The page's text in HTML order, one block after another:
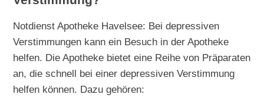
Notdienst Apotheke Havelsee: Bei depressiven
Verstimmungen kann ein Besuch in der Apotheke
helfen. Die Apotheke bietet eine Reihe von Präparaten
an, die schnell bei einer depressiven Verstimmung
helfen können. Dazu gehören: